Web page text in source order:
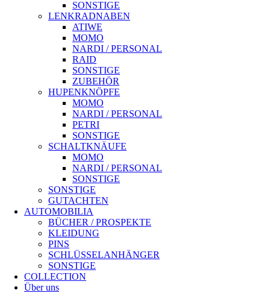
SONSTIGE
LENKRADNABEN
ATIWE
MOMO
NARDI / PERSONAL
RAID
SONSTIGE
ZUBEHÖR
HUPENKNÖPFE
MOMO
NARDI / PERSONAL
PETRI
SONSTIGE
SCHALTKNÄUFE
MOMO
NARDI / PERSONAL
SONSTIGE
SONSTIGE
GUTACHTEN
AUTOMOBILIA
BÜCHER / PROSPEKTE
KLEIDUNG
PINS
SCHLÜSSELANHÄNGER
SONSTIGE
COLLECTION
Über uns